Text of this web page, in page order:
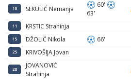
10 SEKULIĆ Nemanja
60'
63'
11 KRSTIC Strahinja
15 DŽOLIĆ Nikola 66'
25 KRIVOŠIJA Jovan
28
JOVANOVIĆ
Strahinja